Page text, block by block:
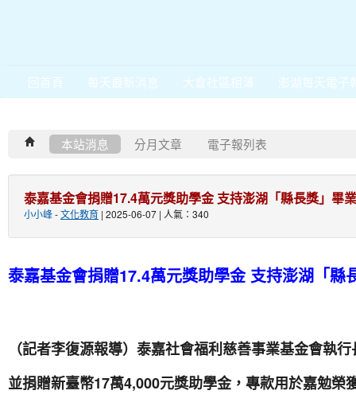
回首頁 每天最新消息 大倉社區相簿 澎湖每天電子
本站消息 分月文章 電子報列表
泰嘉基金會捐贈17.4萬元獎助學金 支持澎湖「縣長獎」畢
小小峰-文化教育 | 2025-06-07 | 人氣：340
泰嘉基金會捐贈17.4萬元獎助學金 支持澎湖「縣
（記者李復源報導）泰嘉社會福利慈善事業基金會執
並捐贈新臺幣17萬4,000元獎助學金，專款用於嘉勉榮